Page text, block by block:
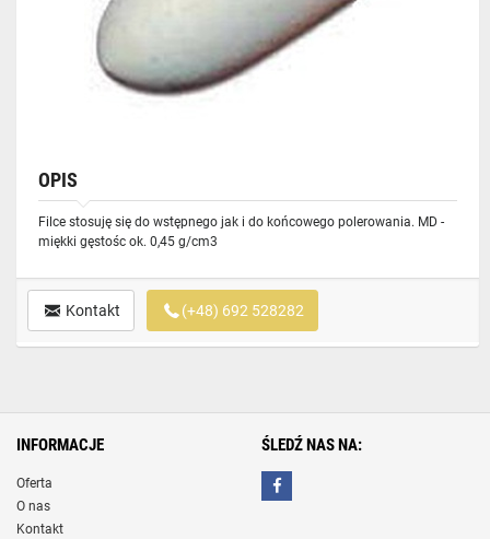
OPIS
Filce stosuję się do wstępnego jak i do końcowego polerowania. MD -
miękki gęstośc ok. 0,45 g/cm3
Kontakt (+48) 692 528282
INFORMACJE
Oferta
O nas
Kontakt
ŚLEDŹ NAS NA: